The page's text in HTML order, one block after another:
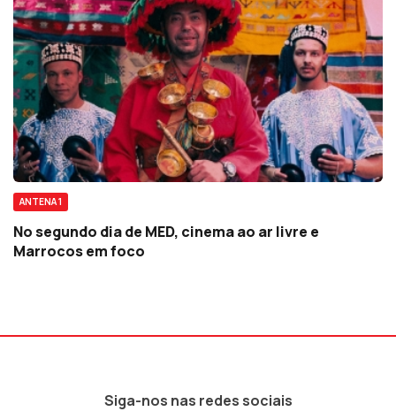
ANTENA 1
No segundo dia de MED, cinema ao ar livre e
Marrocos em foco
Siga-nos nas redes sociais